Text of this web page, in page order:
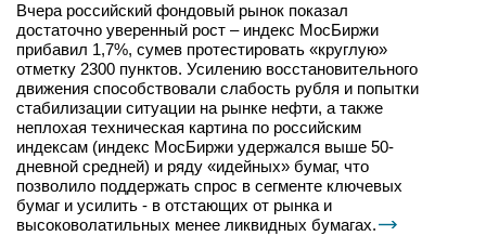
Вчера российский фондовый рынок показал
достаточно уверенный рост – индекс МосБиржи
прибавил 1,7%, сумев протестировать «круглую»
отметку 2300 пунктов. Усилению восстановительного
движения способствовали слабость рубля и попытки
стабилизации ситуации на рынке нефти, а также
неплохая техническая картина по российским
индексам (индекс МосБиржи удержался выше 50-
дневной средней) и ряду «идейных» бумаг, что
позволило поддержать спрос в сегменте ключевых
бумаг и усилить - в отстающих от рынка и
высоковолатильных менее ликвидных бумагах.